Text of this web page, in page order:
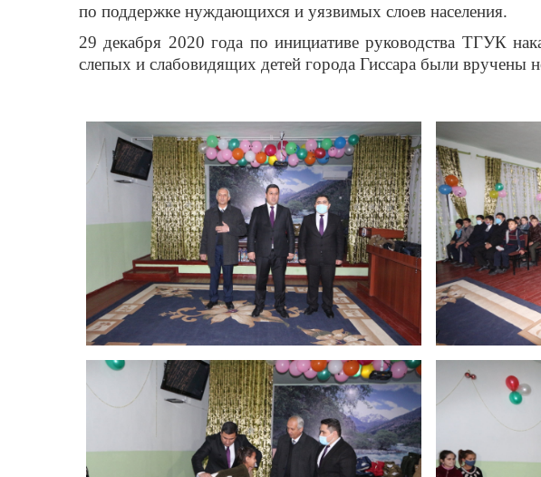
по поддержке нуждающихся и уязвимых слоев населения.
29 декабря 2020 года по инициативе руководства ТГУК
слепых и слабовидящих детей города Гиссара были вручены